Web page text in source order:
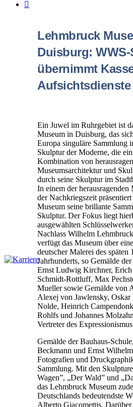
Lehmbruck
Duisburg:
übernimmt
Aufsichtsdienste
Ein Juwel im Ruhrgebiet ist
Museum in Duisburg, das
Europa singuläre Sammlung
Skulptur der Moderne, die
Kombination von
Museumsarchitektur und
durch seine Skulptur im
In einem der herausragenden
der Nachkriegszeit
Museum seine brillante
Skulptur. Der Fokus liegt
ausgewählten
Nachlass Wilhelm
verfügt das Museum über
deutscher Malerei des späten
Jahrhunderts, so Gemälde
Ernst Ludwig Kirchner,
Schmidt-Rottluff, Max
Mueller sowie Gemälde von
Alexej von Jawlensky,
Nolde, Heinrich
Rohlfs und Johannes
Vertreter des
Gemälde der Bauhaus-
Beckmann und Ernst
Fotografien und
Sammlung. Mit den
Wagen”, „Der Wald” und
das Lehmbruck Museum
Deutschlands bedeutendste
Alberto Giacomettis.